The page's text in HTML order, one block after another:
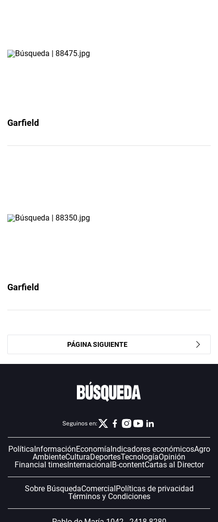
Garfield
Garfield
PÁGINA SIGUIENTE
Seguinos en:
PolíticaInformaciónEconomíaIndicadores económicosAgro
AmbienteCulturaDeportesTecnologíaOpinión
Financial timesInternacionalB-contentCartas al Director
Sobre BúsquedaComercialPolíticas de privacidad
Términos y Condiciones